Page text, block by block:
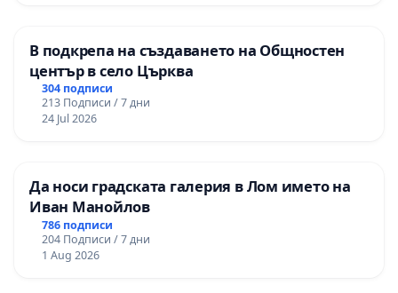
В подкрепа на създаването на Общностен
център в село Църква
304 подписи
213 Подписи / 7 дни
24 Jul 2026
Да носи градската галерия в Лом името на
Иван Манойлов
786 подписи
204 Подписи / 7 дни
1 Aug 2026